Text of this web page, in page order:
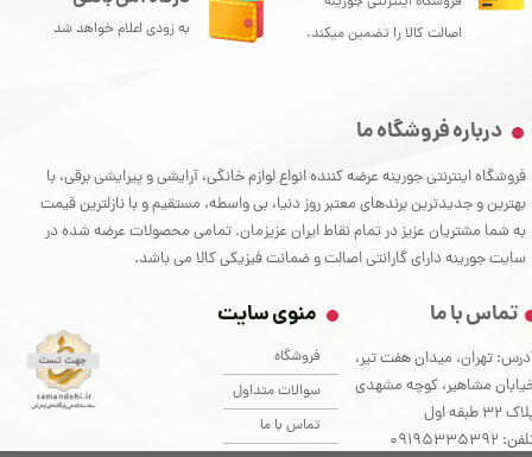
به زودی اعلام خواهد شد
اصالت کالا را تضمین میکند.
درباره فروشگاه ما
فروشگاه اینترنتی جورینه عرضه کننده انواع لوازم خانگی، آرایشی و پیرایشی برقی، با
بهترین و جدیدترین برندهای معتبر روز دنیا، بی واسطه، مستقیم و با نازلترین قیمت
به شما مشتریان عزیز در تمام نقاط ایران عزیزمان. تمامی محصولات عرضه شده در
سایت جورینه دارای گارانتی اصالت و ضمانت فیزیکی کالا می باشد.
تماس با ما
تهران، میدان هفت تیر،
مشاهیر، کوچه مشهدی
32 طبقه اول
۰9195335392
منوی سایت
فروشگاه
سوالات متداول
تماس با ما